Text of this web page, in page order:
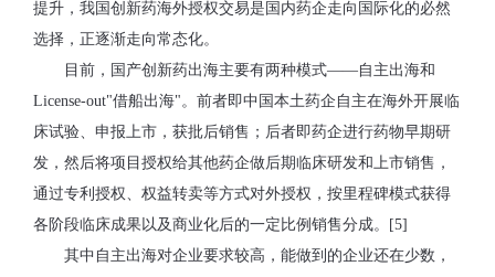
提升，我国创新药海外授权交易是国内药企走向国际化的必然
选择，正逐渐走向常态化。
目前，国产创新药出海主要有两种模式——自主出海和
License-out"借船出海"。前者即中国本土药企自主在海外开展临
床试验、申报上市，获批后销售；后者即药企进行药物早期研
发，然后将项目授权给其他药企做后期临床研发和上市销售，
通过专利授权、权益转卖等方式对外授权，按里程碑模式获得
各阶段临床成果以及商业化后的一定比例销售分成。[5]
其中自主出海对企业要求较高，能做到的企业还在少数，